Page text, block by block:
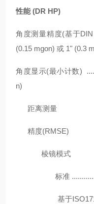
性能 (DR HP)
角度测量精度(基于
(0.15 mgon) 或 1" (0.3
角度显示(最小计数)
n)
距离测量
精度(RMSE)
棱镜模式
标准
基于ISO17123-4